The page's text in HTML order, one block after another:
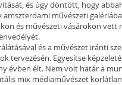
és úgy döntött, hogy
művészeti
és művészeti vásárokon vett
és a művészet iránti
tervezésén. Egyesítse
évben élt. Nem volt határ a
mix médiaművészet